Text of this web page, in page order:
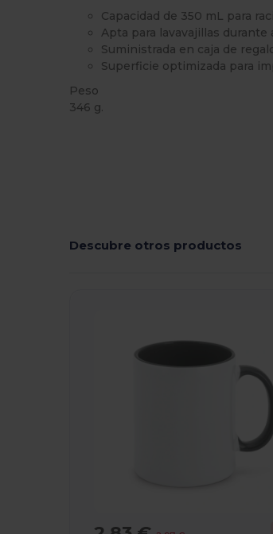
Capacidad de 350 mL para
Apta para lavavajillas durante
Suministrada en caja de
Superficie optimizada para
Peso
346 g.
Descubre otros productos